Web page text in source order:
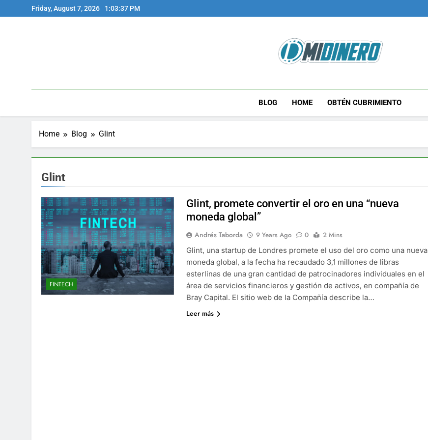
to
Friday, August 7, 2026 1:03:37 PM
Midinero.co
BLOG HOME OBTÉN CUBRIMIENTO
Home Blog Glint
Glint
FINTECH
Glint, promete convertir el oro en una “nueva
moneda global”
Andrés Taborda 9 Years Ago 0
2 Mins
Glint, una startup de Londres promete el uso del oro como una nueva
moneda global, a la fecha ha recaudado 3,1 millones de libras
esterlinas de una gran cantidad de patrocinadores individuales en el
área de servicios financieros y gestión de activos, en compañía de
Bray Capital. El sitio web de la Compañía describe la…
Leer más